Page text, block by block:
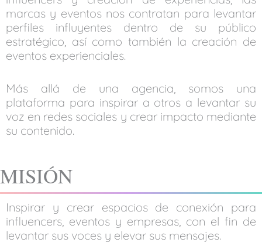
marcas y eventos nos contratan para levantar
perfiles influyentes dentro de su público
estratégico, así como también la creación de
eventos experienciales.
Más allá de una agencia, somos una
plataforma para inspirar a otros a levantar su
voz en redes sociales y crear impacto mediante
su contenido.
MISIÓN
Inspirar y crear espacios de conexión para
influencers, eventos y empresas, con el fin de
levantar sus voces y elevar sus mensajes.